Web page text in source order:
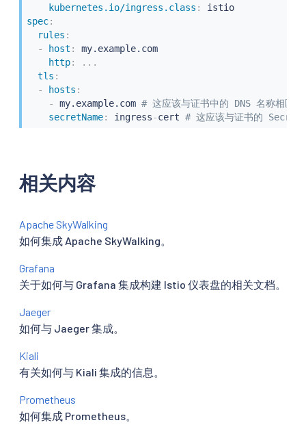
kubernetes.io/ingress.class :
istio
spec:
rules :
-
host :
my.example.com
http:
...
tls :
-
hosts :
-
my.example.com # 这应该与证书中的 DNS 名称相匹配
secretName: ingress-cert # 这应该与证书的 Secret
相关内容
Apache SkyWalking
如何集成 Apache SkyWalking。
Grafana
关于如何与 Grafana 集成构建 Istio 仪表盘的相关文档。
Jaeger
如何与 Jaeger 集成。
Kiali
有关如何与 Kiali 集成的信息。
Prometheus
如何集成 Prometheus。